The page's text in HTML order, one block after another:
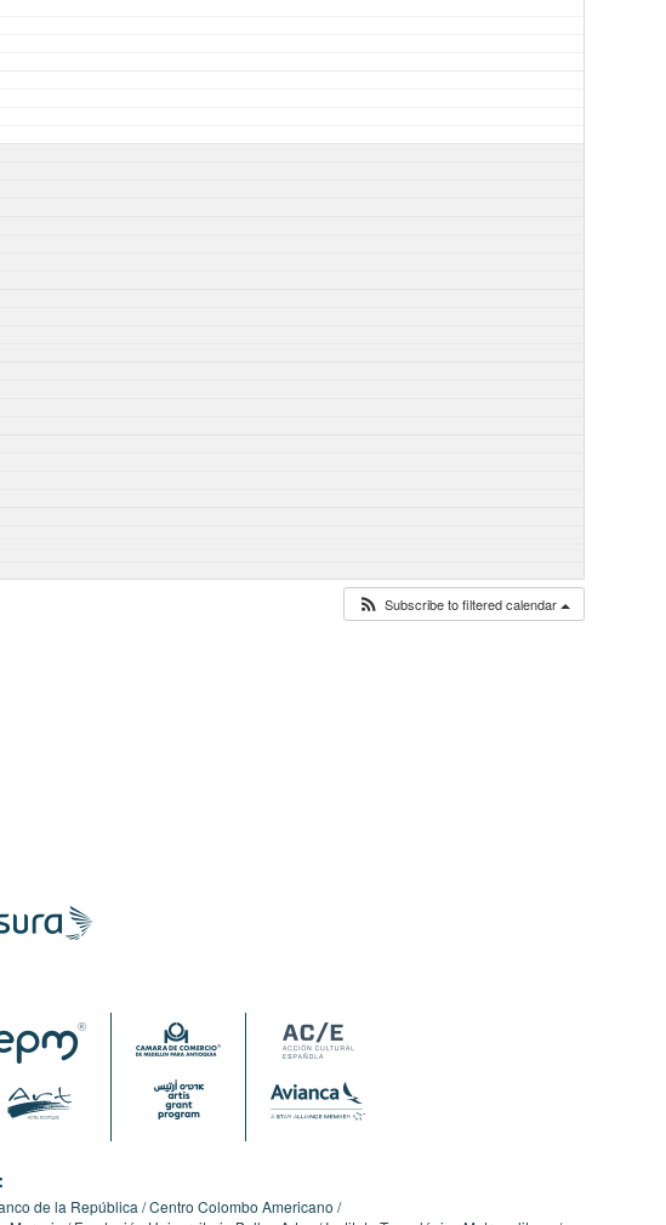
Subscribe to filtered calendar
de la República Centro Colombo Americano